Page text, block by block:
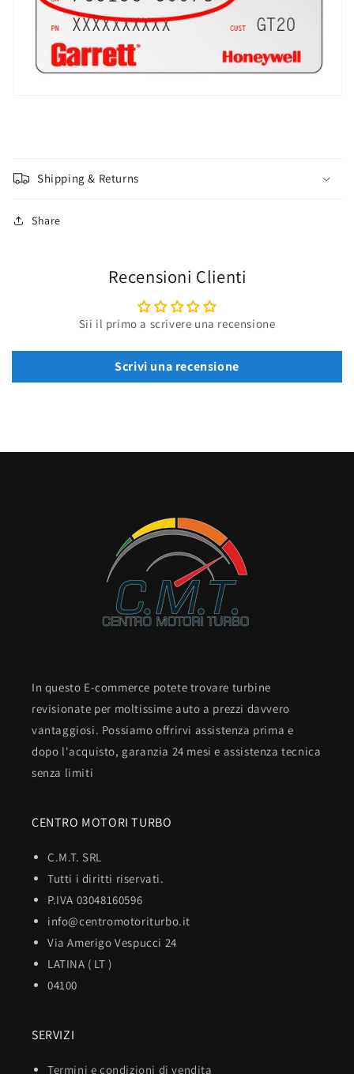
Shipping & Returns
Share
Recensioni Clienti
Sii il primo a scrivere una recensione
Scrivi una recensione
In questo E-commerce potete trovare turbine
revisionate per moltissime auto a prezzi davvero
vantaggiosi. Possiamo offrirvi assistenza prima e
dopo l'acquisto, garanzia 24 mesi e assistenza tecnica
senza limiti
CENTRO MOTORI TURBO
C.M.T. SRL
Tutti i diritti riservati.
P.IVA 03048160596
info@centromotoriturbo.it
Via Amerigo Vespucci 24
LATINA ( LT )
04100
SERVIZI
Termini e condizioni di vendita